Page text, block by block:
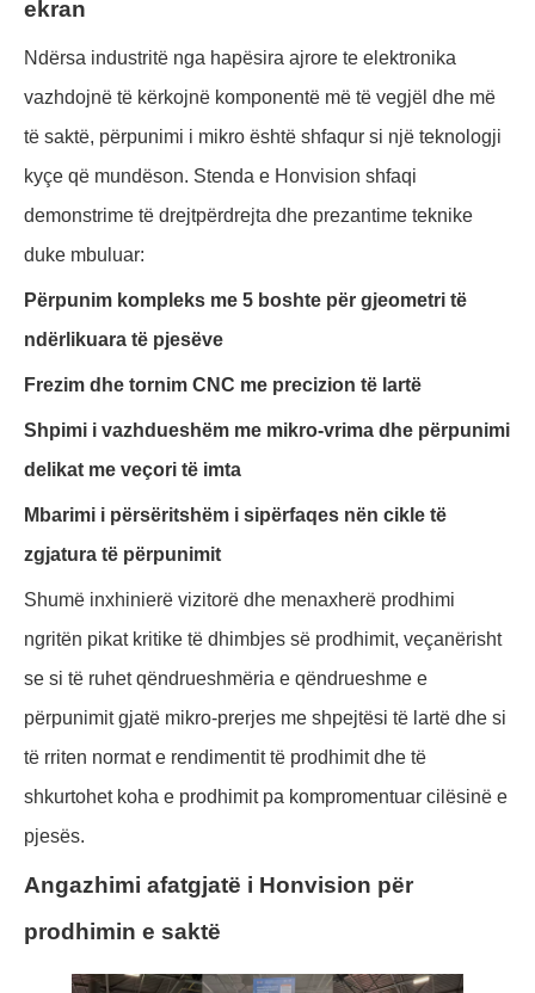
ekran
Ndërsa industritë nga hapësira ajrore te elektronika
vazhdojnë të kërkojnë komponentë më të vegjël dhe më
të saktë, përpunimi i mikro është shfaqur si një teknologji
kyçe që mundëson. Stenda e Honvision shfaqi
demonstrime të drejtpërdrejta dhe prezantime teknike
duke mbuluar:
Përpunim kompleks me 5 boshte për gjeometri të
ndërlikuara të pjesëve
Frezim dhe tornim CNC me precizion të lartë
Shpimi i vazhdueshëm me mikro-vrima dhe përpunimi
delikat me veçori të imta
Mbarimi i përsëritshëm i sipërfaqes nën cikle të
zgjatura të përpunimit
Shumë inxhinierë vizitorë dhe menaxherë prodhimi
ngritën pikat kritike të dhimbjes së prodhimit, veçanërisht
se si të ruhet qëndrueshmëria e qëndrueshme e
përpunimit gjatë mikro-prerjes me shpejtësi të lartë dhe si
të rriten normat e rendimentit të prodhimit dhe të
shkurtohet koha e prodhimit pa kompromentuar cilësinë e
pjesës.
Angazhimi afatgjatë i Honvision për
prodhimin e saktë